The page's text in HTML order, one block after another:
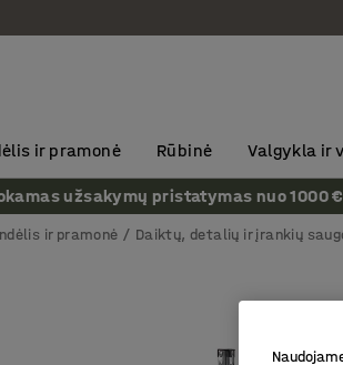
ir pramonė Rūbinė Valgykla ir
užsakymų pristatymas nuo 1000
ir pramonė Daiktų, detalių ir įrankių